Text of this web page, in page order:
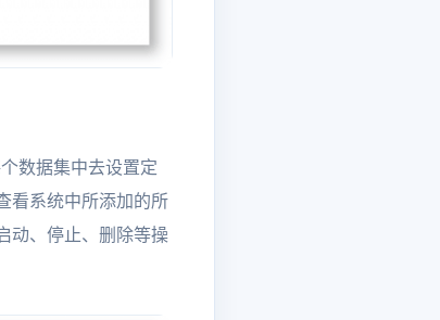
数据集中去设置定
看系统中所添加的所
动、停止、删除等操